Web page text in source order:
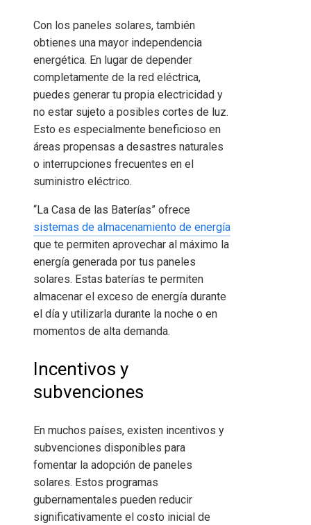
Con los paneles solares, también
obtienes una mayor independencia
energética. En lugar de depender
completamente de la red eléctrica,
puedes generar tu propia electricidad y
no estar sujeto a posibles cortes de luz.
Esto es especialmente beneficioso en
áreas propensas a desastres naturales
o interrupciones frecuentes en el
suministro eléctrico.
“La Casa de las Baterías” ofrece
sistemas de almacenamiento de energía
que te permiten aprovechar al máximo la
energía generada por tus paneles
solares. Estas baterías te permiten
almacenar el exceso de energía durante
el día y utilizarla durante la noche o en
momentos de alta demanda.
Incentivos y
subvenciones
En muchos países, existen incentivos y
subvenciones disponibles para
fomentar la adopción de paneles
solares. Estos programas
gubernamentales pueden reducir
significativamente el costo inicial de